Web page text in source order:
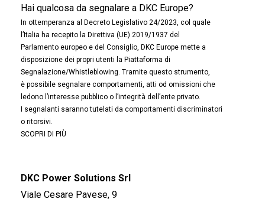
Hai qualcosa da segnalare a DKC Europe?
In ottemperanza al Decreto Legislativo 24/2023, col quale
l’Italia ha recepito la Direttiva (UE) 2019/1937 del
Parlamento europeo e del Consiglio, DKC Europe mette a
disposizione dei propri utenti la Piattaforma di
Segnalazione/Whistleblowing. Tramite questo strumento,
è possibile segnalare comportamenti, atti od omissioni che
ledono l’interesse pubblico o l’integrità dell’ente privato.
I segnalanti saranno tutelati da comportamenti discriminatori
o ritorsivi.
SCOPRI DI PIÙ
DKC Power Solutions Srl
Viale Cesare Pavese, 9